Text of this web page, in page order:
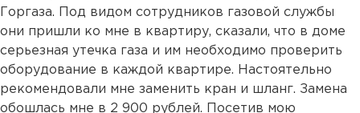
Горгаза. Под видом сотрудников газовой службы
они пришли ко мне в квартиру, сказали, что в доме
серьезная утечка газа и им необходимо проверить
оборудование в каждой квартире. Настоятельно
рекомендовали мне заменить кран и шланг. Замена
обошлась мне в 2 900 рублей. Посетив мою